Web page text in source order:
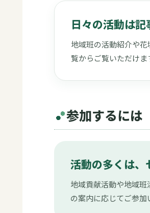
日々の活動は
地域班の活動紹介や
覧からご覧いただけま
参加するには
活動の多くは、
地域貢献活動や地域
の案内に応じてご参加